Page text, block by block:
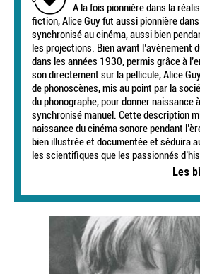
A la fois pionnière dans la
fiction, Alice Guy fut aussi pionnière
synchronisé au cinéma, aussi bien
les projections. Bien avant l’avènement
dans les années 1930, permis grâce à
son directement sur la pellicule, Alice
de phonoscènes, mis au point par la
du phonographe, pour donner naissance
synchronisé manuel. Cette description
naissance du cinéma sonore pendant
bien illustrée et documentée et séduira
les scientifiques que les passionnés
Les